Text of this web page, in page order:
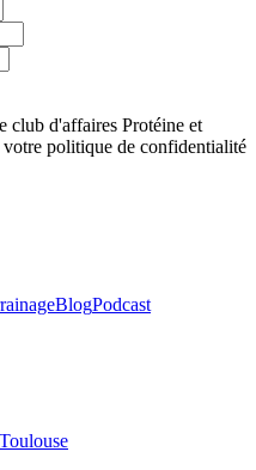
club d'affaires Protéine et
politique de confidentialité
BlogPodcast